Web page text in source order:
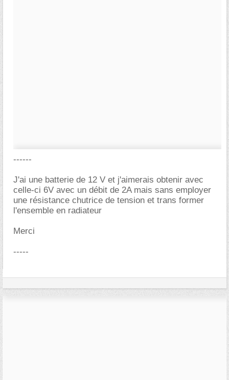
------
J'ai une batterie de 12 V et j'aimerais obtenir avec
celle-ci 6V avec un débit de 2A mais sans employer
une résistance chutrice de tension et trans former
l'ensemble en radiateur
Merci
-----